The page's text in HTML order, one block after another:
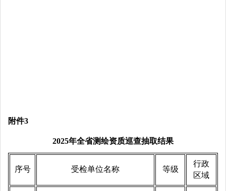
附件3
2025年全省测绘资质巡查抽取结果
序号 受检单位名称 等级
行政
区域